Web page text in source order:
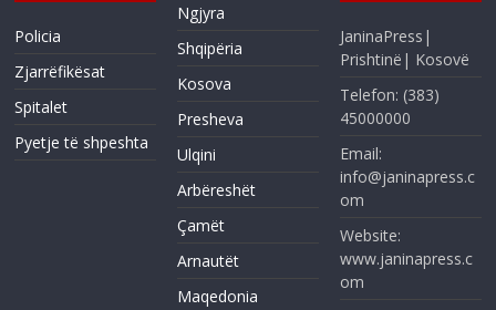
Policia
Zjarrëfikësat
Spitalet
Pyetje të shpeshta
Ngjyra
Shqipëria
Kosova
Presheva
Ulqini
Arbëreshët
Çamët
Arnautët
Maqedonia
JaninaPress|
Prishtinë| Kosovë
Telefon: (383)
45000000
Email:
info@janinapress.c
om
Website:
www.janinapress.c
om